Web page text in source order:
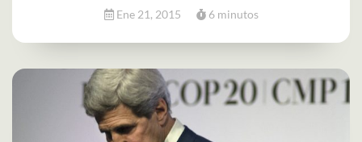
Ene 21, 2015 6 minutos